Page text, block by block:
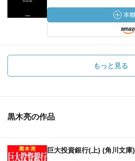
もっと見る
黒木亮の作品
巨大投資銀行(上) (角川文庫)